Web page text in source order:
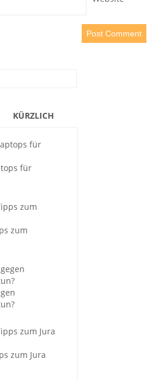
KÜRZLICH
für
zum
zum Jura